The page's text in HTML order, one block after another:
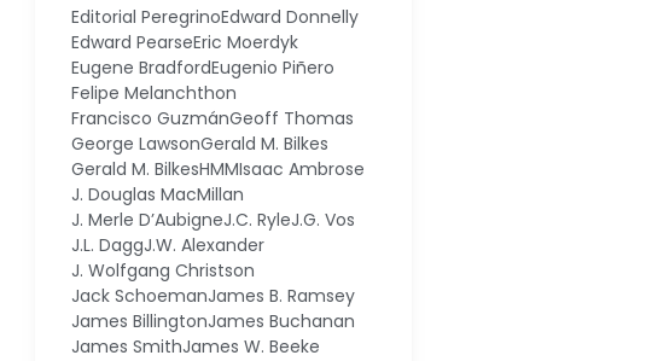
Editorial PeregrinoEdward Donnelly
Edward PearseEric Moerdyk
Eugene BradfordEugenio Piñero
Felipe Melanchthon
Francisco GuzmánGeoff Thomas
George LawsonGerald M. Bilkes
Gerald M. BilkesHMMIsaac Ambrose
J. Douglas MacMillan
J. Merle D’AubigneJ.C. RyleJ.G. Vos
J.L. DaggJ.W. Alexander
J. Wolfgang Christson
Jack SchoemanJames B. Ramsey
James BillingtonJames Buchanan
James SmithJames W. Beeke